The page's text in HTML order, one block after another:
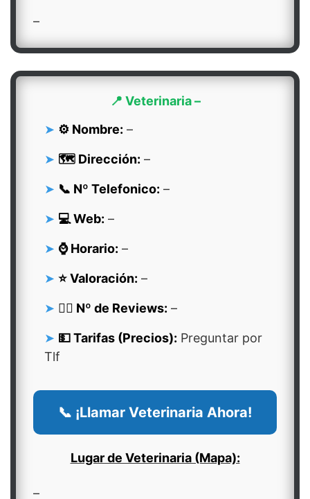
–
📍 Veterinaria –
⚙️ Nombre: –
🗺️ Dirección: –
📞 Nº Telefonico: –
💻 Web: –
⌚ Horario: –
⭐ Valoración: –
👍🏻 Nº de Reviews: –
💵 Tarifas (Precios): Preguntar por
Tlf
📞 ¡Llamar Veterinaria Ahora!
Lugar de Veterinaria (Mapa):
–